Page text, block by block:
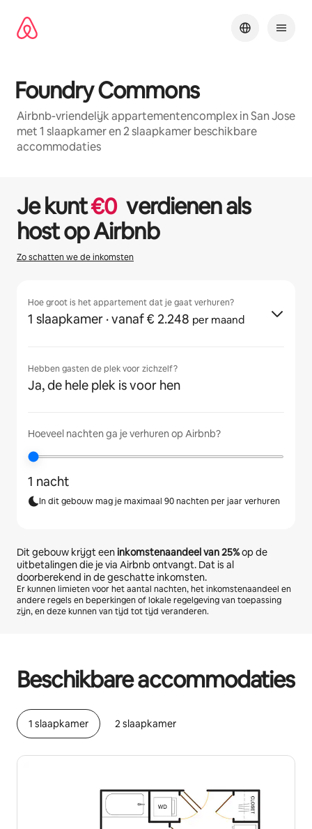
direct
naar
Foundry Commons
Airbnb-vriendelijk appartementencomplex in San Jose
met 1 slaapkamer en 2 slaapkamer beschikbare
accommodaties
Je kunt€0 verdienen als
host op Airbnb
Zo schatten we de inkomsten
Hoe groot is het appartement dat je gaat verhuren?
1 slaapkamer · vanaf € 2.248 per maand
Hebben gasten de plek voor zichzelf?
Ja, de hele plek is voor hen
Hoeveel nachten ga je verhuren op Airbnb?
1 nacht
In dit gebouw mag je maximaal 90 nachten per jaar verhuren
Dit gebouw krijgt eeninkomstenaandeel van25%op de
uitbetalingen die je via Airbnb ontvangt. Dat is al
doorberekend in de geschatte inkomsten.
Er kunnen limieten voor het aantal nachten, het inkomstenaandeel en
andere regels en beperkingen of lokale regelgeving van toepassing
zijn, en deze kunnen van tijd tot tijd veranderen.
Beschikbare accommodaties
1 slaapkamer 2 slaapkamer